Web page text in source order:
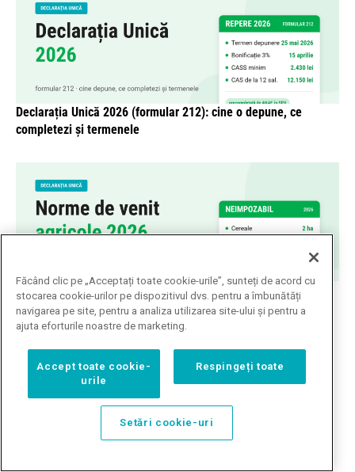
Declarația Unică 2026 (formular 212): cine o depune, ce
completezi și termenele
Norme de venit agricole 2026
Făcând clic pe „Acceptați toate cookie-urile”, sunteți de acord cu
stocarea cookie-urilor pe dispozitivul dvs. pentru a îmbunătăți
navigarea pe site, pentru a analiza utilizarea site-ului și pentru a
ajuta eforturile noastre de marketing.
Accept toate cookie-
urile
Respingeți toate
Setări cookie-uri